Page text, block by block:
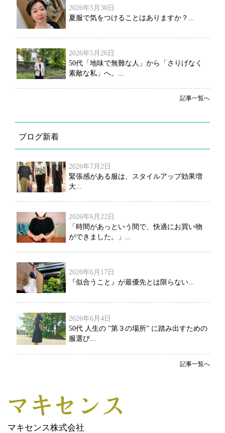
2026年5月30日
夏服で気をつけることはありますか？...
2026年5月26日
50代「地味で無難な人」から「さりげなく
素敵な私」へ。...
記事一覧へ
ブログ新着
2026年7月2日
緊張感がある服は、スタイルアップ効果増
大...
2026年6月22日
「時間があっという間で、快適にお買い物
ができました。」...
2026年6月17日
『似合うこと』が最優先とは限らない...
2026年6月4日
50代 人生の ”第３の場所” に踏み出すための
服選び...
記事一覧へ
マキセンス株式会社